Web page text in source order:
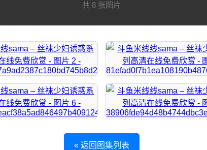
共 8 张图片
« 返回图集列表